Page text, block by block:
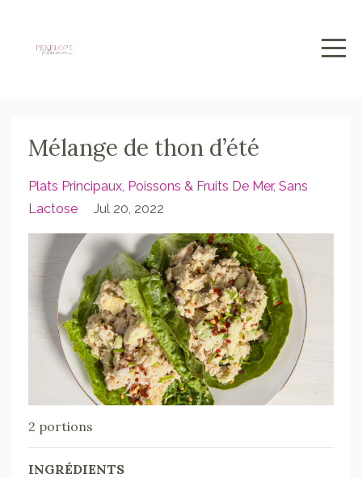
Mélange de thon d’été
Plats Principaux Poissons & Fruits De Mer Sans
Lactose
Jul 20, 2022
2 portions
INGRÉDIENTS